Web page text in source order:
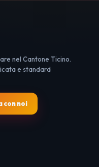
nel Cantone Ticino.
e standard
con noi